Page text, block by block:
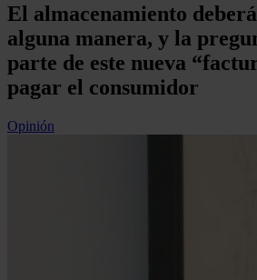
El almacenamiento
alguna manera, y la
parte de este nueva
pagar el consumidor
Opinión